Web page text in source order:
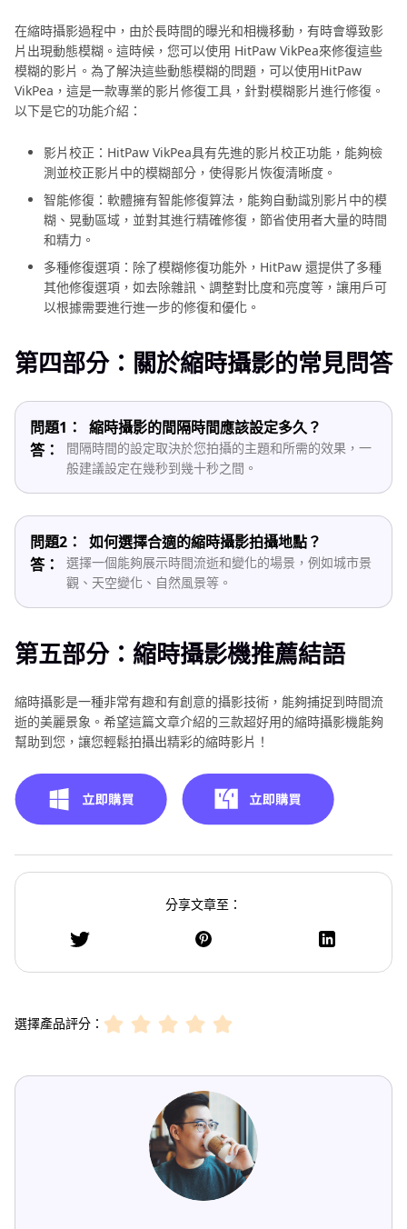
在縮時攝影過程中，由於長時間的曝光和相機移動，有時會導致影
片出現動態模糊。這時候，您可以使用 HitPaw VikPea來修復這些
模糊的影片。為了解決這些動態模糊的問題，可以使用HitPaw
VikPea，這是一款專業的影片修復工具，針對模糊影片進行修復。
以下是它的功能介紹：
影片校正：HitPaw VikPea具有先進的影片校正功能，能夠檢
測並校正影片中的模糊部分，使得影片恢復清晰度。
智能修復：軟體擁有智能修復算法，能夠自動識別影片中的模
糊、晃動區域，並對其進行精確修復，節省使用者大量的時間
和精力。
多種修復選項：除了模糊修復功能外，HitPaw 還提供了多種
其他修復選項，如去除雜訊、調整對比度和亮度等，讓用戶可
以根據需要進行進一步的修復和優化。
第四部分：關於縮時攝影的常見問答
問題1：
縮時攝影的間隔時間應該設定多久？
答：
間隔時間的設定取決於您拍攝的主題和所需的效果，一
般建議設定在幾秒到幾十秒之間。
問題2：
如何選擇合適的縮時攝影拍攝地點？
答：
選擇一個能夠展示時間流逝和變化的場景，例如城市景
觀、天空變化、自然風景等。
第五部分：縮時攝影機推薦結語
縮時攝影是一種非常有趣和有創意的攝影技術，能夠捕捉到時間流
逝的美麗景象。希望這篇文章介紹的三款超好用的縮時攝影機能夠
幫助到您，讓您輕鬆拍攝出精彩的縮時影片！
分享文章至：
選擇產品評分：